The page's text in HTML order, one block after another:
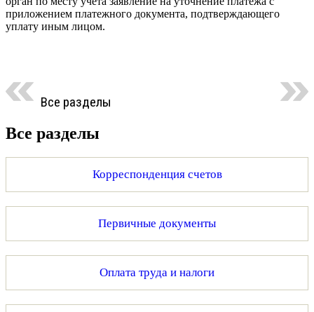
приложением платежного документа, подтверждающего
уплату иным лицом.
Все разделы
Все разделы
Корреспонденция счетов
Первичные документы
Оплата труда и налоги